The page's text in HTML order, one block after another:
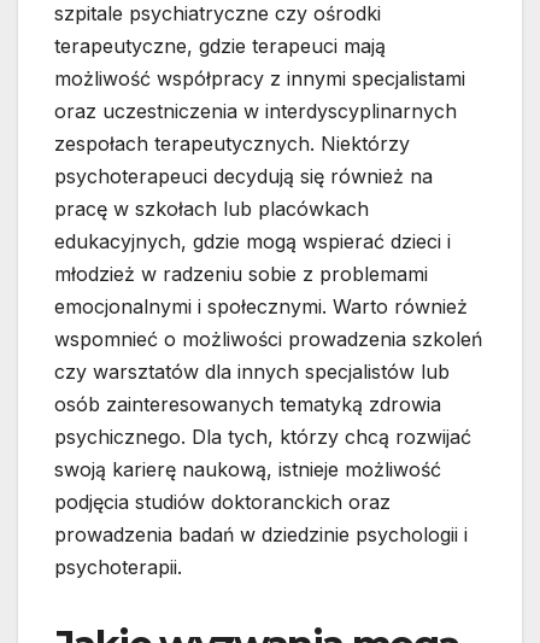
szpitale psychiatryczne czy ośrodki
terapeutyczne, gdzie terapeuci mają
możliwość współpracy z innymi specjalistami
oraz uczestniczenia w interdyscyplinarnych
zespołach terapeutycznych. Niektórzy
psychoterapeuci decydują się również na
pracę w szkołach lub placówkach
edukacyjnych, gdzie mogą wspierać dzieci i
młodzież w radzeniu sobie z problemami
emocjonalnymi i społecznymi. Warto również
wspomnieć o możliwości prowadzenia szkoleń
czy warsztatów dla innych specjalistów lub
osób zainteresowanych tematyką zdrowia
psychicznego. Dla tych, którzy chcą rozwijać
swoją karierę naukową, istnieje możliwość
podjęcia studiów doktoranckich oraz
prowadzenia badań w dziedzinie psychologii i
psychoterapii.